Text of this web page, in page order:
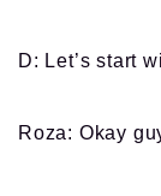
D: Let’s start
Roza: Okay